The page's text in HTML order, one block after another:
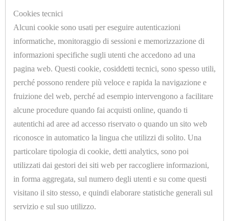
METRAGGIO
IMBOTTITURE
PRONTE
CONFEZIONATE
IMBOTTITURE
TAGLIATE
SAGOMA
IMPIANTISTICA,
U1025.A
SCHIUMATO POLIESTERE PER FILTRI 45PPI
SP.=20mm.
U1032.A
SCHIUMATO POLIESTERE ESPANSO SP.=10mm.
H.=1500mm.
Cookies tecnici
Alcuni cookie sono usati per eseguire autenticazioni
informatiche, monitoraggio di sessioni e memorizzazione di
informazioni specifiche sugli utenti che accedono ad una
pagina web. Questi cookie, cosiddetti tecnici, sono spesso utili,
perché possono rendere più veloce e rapida la navigazione e
fruizione del web, perché ad esempio intervengono a facilitare
alcune procedure quando fai acquisti online, quando ti
autentichi ad aree ad accesso riservato o quando un sito web
riconosce in automatico la lingua che utilizzi di solito. Una
particolare tipologia di cookie, detti analytics, sono poi
utilizzati dai gestori dei siti web per raccogliere informazioni,
in forma aggregata, sul numero degli utenti e su come questi
visitano il sito stesso, e quindi elaborare statistiche generali sul
servizio e sul suo utilizzo.